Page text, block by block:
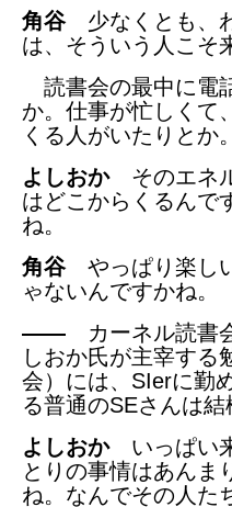
角谷少なくとも、
は、そういう人こ
読書会の最中に電
か。仕事が忙しくて
くる人がいたりとか。
よしおかそのエネ
はどこからくるんで
ね。
角谷やっぱり楽し
ゃないんですかね。
―― カーネル読書
しおか氏が主宰する
会）には、SIerに勤
る普通のSEさんは結
よしおかいっぱい来
とりの事情はあんま
ね。なんでその人た